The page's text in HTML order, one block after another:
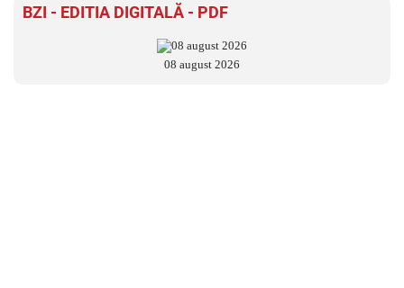
BZI - EDITIA DIGITALĂ - PDF
08 august 2026